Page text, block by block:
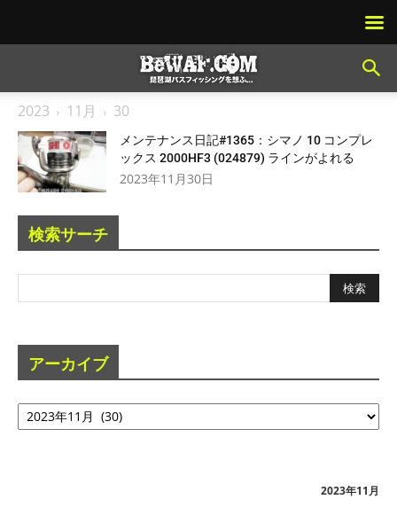
2023 11月 30
メンテナンス日記#1365：シマノ 10 コンプレ
ックス 2000HF3 (024879) ラインがよれる
2023年11月30日
検索サーチ
アーカイブ
ア
ー
2023年11月